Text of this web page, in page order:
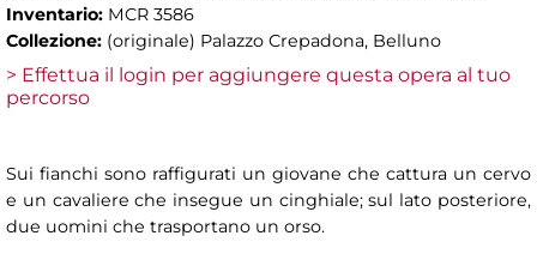
Inventario: MCR 3586
Collezione: (originale) Palazzo Crepadona, Belluno
> Effettua il login per aggiungere questa opera al tuo
percorso
Sui fianchi sono raffigurati un giovane che cattura un cervo
e un cavaliere che insegue un cinghiale; sul lato posteriore,
due uomini che trasportano un orso.